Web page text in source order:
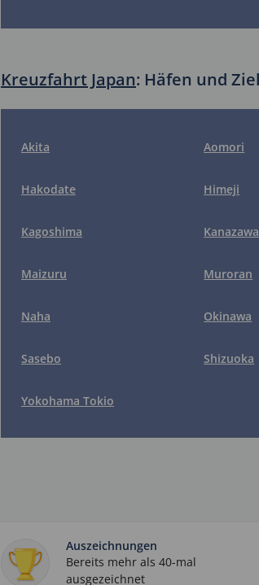
Kreuzfahrt Japan: Häfen und
Akita Aomori
Hakodate Himeji
Kagoshima Kanazawa
Maizuru Muroran
Naha Okinawa
Sasebo Shizuoka
Yokohama Tokio
Auszeichnungen
Bereits mehr als 40-mal
ausgezeichnet